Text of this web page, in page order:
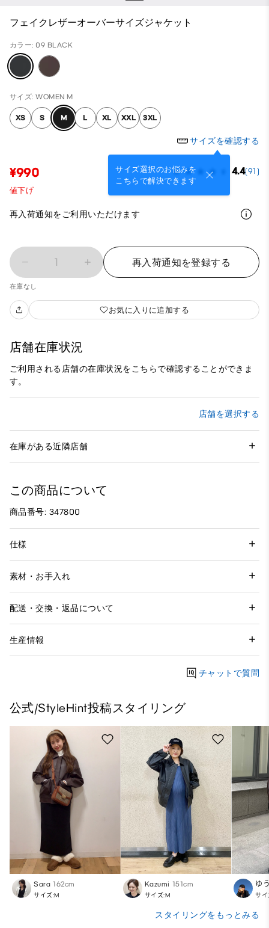
フェイクレザーオーバーサイズジャケット
カラー: 09 BLACK
サイズ: WOMEN M
XS S M L XL XXL 3XL
サイズを確認する
サイズ選択のお悩みを
こちらで解決できます
¥990 4.4(91)
値下げ
再入荷通知をご利用いただけます
1 再入荷通知を登録する
在庫なし
お気に入りに追加する
店舗在庫状況
ご利用される店舗の在庫状況をこちらで確認することができま
す。
店舗を選択する
在庫がある近隣店舗
この商品について
商品番号: 347800
仕様
素材・お手入れ
配送・交換・返品について
生産情報
チャットで質問
公式/StyleHint投稿スタイリング
Sara 162cm
サイズ:M
Kazumi 151cm
サイズ:M
ゆ
サ
スタイリングをもっとみる